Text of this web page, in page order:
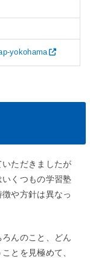
yokohama
ただきましたが
くつもの学習塾
や方針は異なっ
んのこと、どん
とを見極めて、